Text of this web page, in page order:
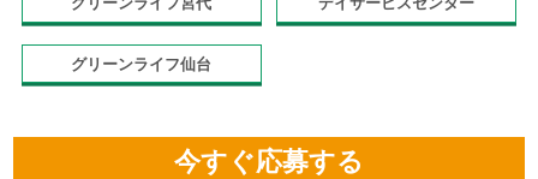
グリーンライフ仙台
今すぐ応募する